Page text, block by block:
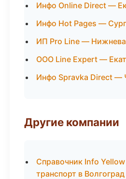
Инфо Online Direct —
Инфо Hot Pages —
ИП Pro Line —
ООО Line Expert —
Инфо Spravka Direct —
Другие компании
Справочник Info
транспорт в Волгоград